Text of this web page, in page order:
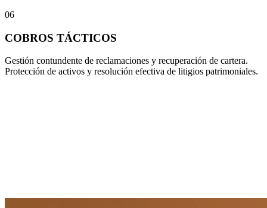
06
COBROS TÁCTICOS
Gestión contundente de reclamaciones y recuperación de cartera.
Protección de activos y resolución efectiva de litigios patrimoniales.